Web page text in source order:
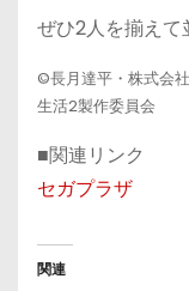
ぜひ2人を揃えて
©長月達平・株式会
生活2製作委員会
■関連リンク
セガプラザ
関連